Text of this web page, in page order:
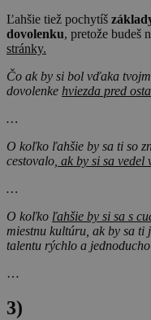
Ľahšie tiež pochytíš
dovolenku, pretože budeš
stránky.
Čo ak by si bol vďaka
dovolenke hviezda pred
…
O koľko ľahšie by sa ti so
cestovalo , ak by si sa
…
O koľko ľahšie by si sa s
miestnu kultúru, ak by sa
talentu rýchlo a
…
3)